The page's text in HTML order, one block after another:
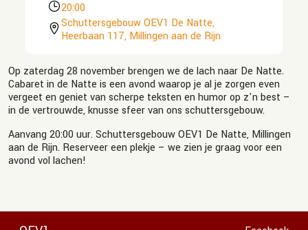
20:00
Schuttersgebouw OEV1 De Natte,
Heerbaan 117, Millingen aan de Rijn
Op zaterdag 28 november brengen we de lach naar De Natte.
Cabaret in de Natte is een avond waarop je al je zorgen even
vergeet en geniet van scherpe teksten en humor op z'n best –
in de vertrouwde, knusse sfeer van ons schuttersgebouw.
Aanvang 20:00 uur. Schuttersgebouw OEV1 De Natte, Millingen
aan de Rijn. Reserveer een plekje – we zien je graag voor een
avond vol lachen!